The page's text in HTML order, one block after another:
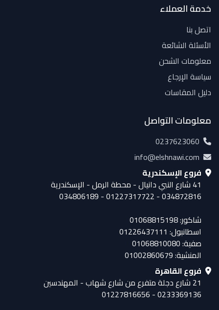
خدمة العملاء
اتصل بنا
الأسئلة الشائعة
معلومات الشحن
سياسة الإرجاع
دليل المقاسات
معلومات التواصل
0237623060
info@elshnawi.com
فروع الإسكندرية
41 شارع النبي دانيال - محطة الرمل - الإسكندرية
034872816 - 01227317722 - 034806189
شاكور: 01068815198
اسطانبول: 01226437111
صفية: 01068810080
المنشية: 01002860679
فروع القاهرة
21 شارع دجلة متفرع من شارع شهاب - المهندسين
0233369136 - 01227816656